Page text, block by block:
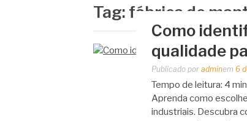
Tag: fábrica de
Como
qualidade
Publicado por adminem 6
Tempo de leitura: 4
Aprenda como
industriais. Descubra